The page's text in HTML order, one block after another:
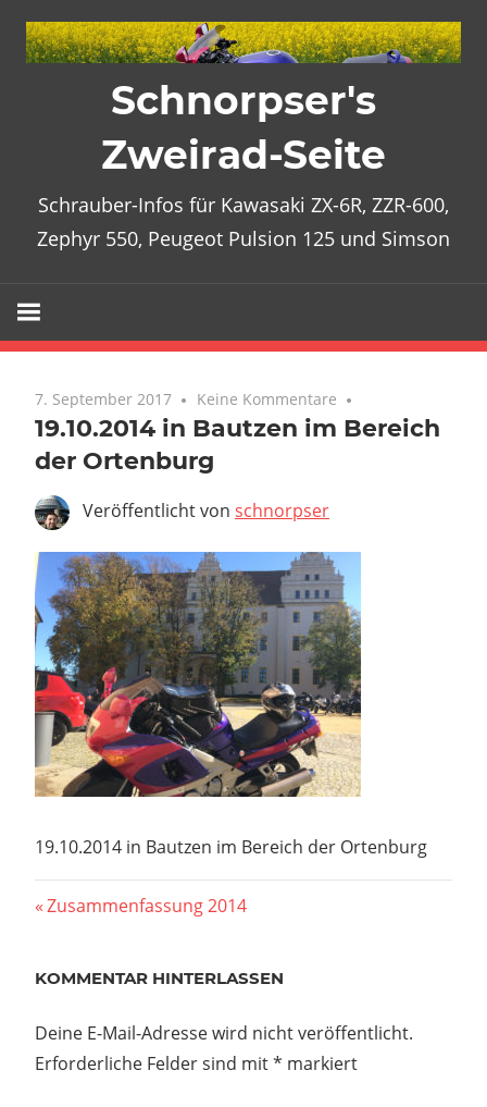
Inhalt
Schnorpser's
Zweirad-Seite
Schrauber-Infos für Kawasaki ZX-6R, ZZR-600,
Zephyr 550, Peugeot Pulsion 125 und Simson
7. September 2017 Keine Kommentare
19.10.2014 in Bautzen im Bereich
der Ortenburg
Veröffentlicht von schnorpser
19.10.2014 in Bautzen im Bereich der Ortenburg
Beitragsnavigation
Vorheriger
Zusammenfassung 2014
KOMMENTAR HINTERLASSEN
Deine E-Mail-Adresse wird nicht veröffentlicht.
Erforderliche Felder sind mit* markiert